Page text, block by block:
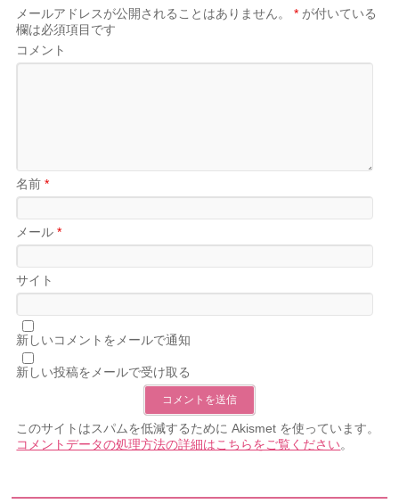
メールアドレスが公開されることはありません。 * が付いている
欄は必須項目です
コメント
名前*
メール*
サイト
新しいコメントをメールで通知
新しい投稿をメールで受け取る
このサイトはスパムを低減するために Akismet を使っています。
コメントデータの処理方法の詳細はこちらをご覧ください。